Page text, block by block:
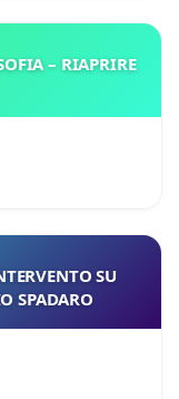
– RIAPRIRE
SU
SPADARO